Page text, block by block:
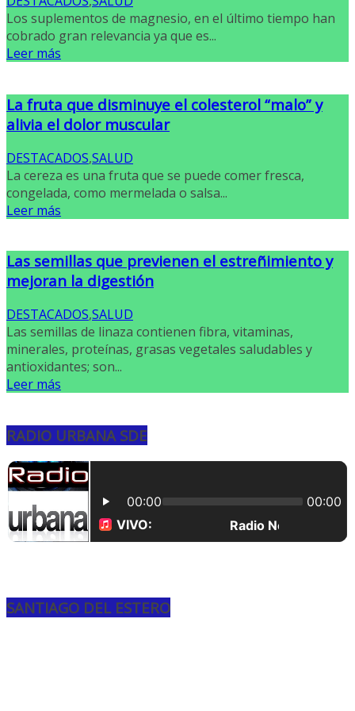
Los suplementos de magnesio, en el último tiempo han
cobrado gran relevancia ya que es...
Leer más
La fruta que disminuye el colesterol “malo” y
alivia el dolor muscular
DESTACADOS,SALUD
La cereza es una fruta que se puede comer fresca,
congelada, como mermelada o salsa...
Leer más
Las semillas que previenen el estreñimiento y
mejoran la digestión
DESTACADOS,SALUD
Las semillas de linaza contienen fibra, vitaminas,
minerales, proteínas, grasas vegetales saludables y
antioxidantes; son...
Leer más
RADIO URBANA SDE
SANTIAGO DEL ESTERO